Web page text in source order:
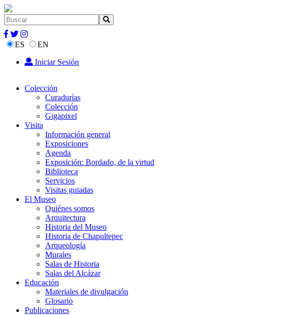
ES
EN
Iniciar Sesión
Colección
Curadurías
Colección
Gigapixel
Visita
Información general
Exposiciones
Agenda
Exposición: Bordado, de la virtud
Biblioteca
Servicios
Visitas guiadas
El Museo
Quiénes somos
Arquitectura
Historia del Museo
Historia de Chapultepec
Arqueología
Murales
Salas de Historia
Salas del Alcázar
Educación
Materiales de divulgación
Glosario
Publicaciones